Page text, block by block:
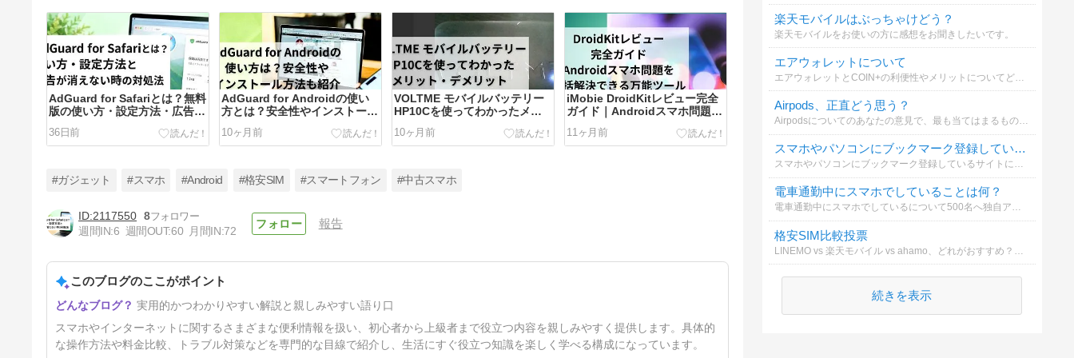
AdGuard for Safariとは？無料
版の使い方・設定方法・広告が
36日前
AdGuard for Androidの使い
方とは？安全性やインストール
10ヶ月前
VOLTME モバイルバッテリー
HP10Cを使ってわかったメリ
10ヶ月前
iMobie DroidKitレビュー完全
ガイド｜Androidスマホ問題を
11ヶ月前
と対処法は？【Android（アン
ドロイド）・iPhoneユーザー
必見】
1年3ヶ月前
#ガジェット #スマホ #Android #格安SIM #スマートフォン #中古スマホ
2117550 8
週間IN:6 週間OUT:60 月間IN:72
報告
このブログのここがポイント
実用的かつわかりやすい解説と親しみやすい語り口
スマホやインターネットに関するさまざまな便利情報を扱い、初心者から上級者まで役立つ内容を親しみやすく提供します。具体的
な操作方法や料金比較、トラブル対策などを専門的な目線で紹介し、生活にすぐ役立つ知識を楽しく学べる構成になっています。
楽天モバイルはぶっちゃけどう？
楽天モバイルをお使いの方に感想をお聞きしたいです。
エアウォレットについて
エアウォレットとCOIN+の利便性やメリットについてどう思いますか？
Airpods、正直どう思う？
Airpodsについてのあなたの意見で、最も当てはまるものは？
スマホやパソコンにブックマーク登録しているサイトは？
スマホやパソコンにブックマーク登録しているサイトについて500名へ独自アンケート調査を行いました。
電車通勤中にスマホでしていることは何？
電車通勤中にスマホでしているについて500名へ独自アンケート調査を行いました。その中から回答が多かった順に掲載。
格安SIM比較投票
続きを表示